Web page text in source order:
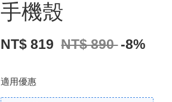
手機殼
NT$ 819 NT$ 890 -8%
適用優惠